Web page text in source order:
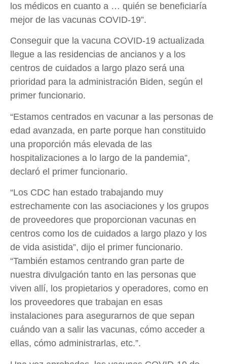
los médicos en cuanto a … quién se beneficiaría
mejor de las vacunas COVID-19”.
Conseguir que la vacuna COVID-19 actualizada
llegue a las residencias de ancianos y a los
centros de cuidados a largo plazo será una
prioridad para la administración Biden, según el
primer funcionario.
“Estamos centrados en vacunar a las personas de
edad avanzada, en parte porque han constituido
una proporción más elevada de las
hospitalizaciones a lo largo de la pandemia”,
declaró el primer funcionario.
“Los CDC han estado trabajando muy
estrechamente con las asociaciones y los grupos
de proveedores que proporcionan vacunas en
centros como los de cuidados a largo plazo y los
de vida asistida”, dijo el primer funcionario.
“También estamos centrando gran parte de
nuestra divulgación tanto en las personas que
viven allí, los propietarios y operadores, como en
los proveedores que trabajan en esas
instalaciones para asegurarnos de que sepan
cuándo van a salir las vacunas, cómo acceder a
ellas, cómo administrarlas, etc.”.